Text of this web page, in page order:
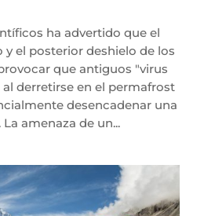
ha advertido que el
el posterior deshielo de los
que antiguos "virus
derretirse en el permafrost
desencadenar una
amenaza de un...